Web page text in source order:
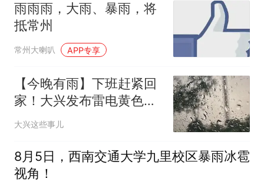
雨雨雨，大雨、暴雨，将
抵常州
常州大喇叭 APP专享
【今晚有雨】下班赶紧回
家！大兴发布雷电黄色预
警
大兴这些事儿
8月5日，西南交通大学九里校区暴雨冰雹
视角！